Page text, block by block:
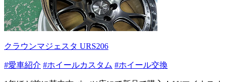
クラウンマジェスタ URS206
#愛車紹介 #ホイールカスタム #ホイール交換